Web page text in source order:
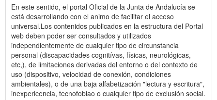
En este sentido, el portal Oficial de la Junta de Andalucía se
está desarrollando con el animo de facilitar el acceso
universal.Los contenidos publicados en la estructura del Portal
web deben poder ser consultados y utilizados
independientemente de cualquier tipo de circunstancia
personal (discapacidades cognitívas, físicas, neurológicas,
etc,), de limitaciones derivadas del entorno o del contexto de
uso (dispositivo, velocidad de conexión, condiciones
ambientales), o de una baja alfabetización "lectura y escritura",
inexpericencia, tecnofobiao o cualquier tipo de exclusión social.